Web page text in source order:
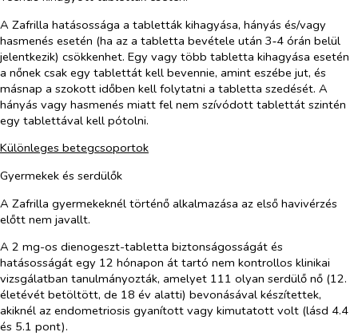
A Zafrilla hatásossága a tabletták kihagyása, hányás és/vagy
hasmenés esetén (ha az a tabletta bevétele után 3‑4 órán belül
jelentkezik) csökkenhet. Egy vagy több tabletta kihagyása esetén
a nőnek csak egy tablettát kell bevennie, amint eszébe jut, és
másnap a szokott időben kell folytatni a tabletta szedését. A
hányás vagy hasmenés miatt fel nem szívódott tablettát szintén
egy tablettával kell pótolni.
Különleges betegcsoportok
Gyermekek és serdülők
A Zafrilla gyermekeknél történő alkalmazása az első havivérzés
előtt nem javallt.
A 2 mg-os dienogeszt-tabletta biztonságosságát és
hatásosságát egy 12 hónapon át tartó nem kontrollos klinikai
vizsgálatban tanulmányozták, amelyet 111 olyan serdülő nő (12.
életévét betöltött, de 18 év alatti) bevonásával készítettek,
akiknél az endometriosis gyanított vagy kimutatott volt (lásd 4.4
és 5.1 pont).